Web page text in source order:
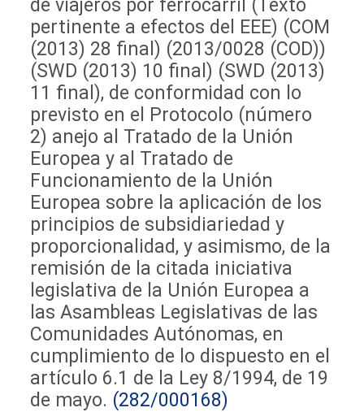
pertinente a efectos del EEE) (COM
(2013) 28 final) (2013/0028 (COD))
(SWD (2013) 10 final) (SWD (2013)
11 final), de conformidad con lo
previsto en el Protocolo (número
2) anejo al Tratado de la Unión
Europea y al Tratado de
Funcionamiento de la Unión
Europea sobre la aplicación de los
principios de subsidiariedad y
proporcionalidad, y asimismo, de la
remisión de la citada iniciativa
legislativa de la Unión Europea a
las Asambleas Legislativas de las
Comunidades Autónomas, en
cumplimiento de lo dispuesto en el
artículo 6.1 de la Ley 8/1994, de 19
de mayo. (282/000168)